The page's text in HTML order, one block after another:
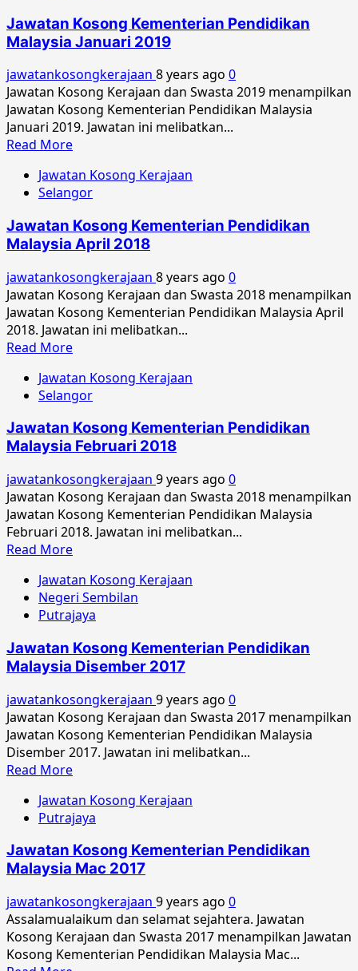
Jawatan Kosong Kementerian Pendidikan
Malaysia Januari 2019
jawatankosongkerajaan 8 years ago 0
Jawatan Kosong Kerajaan dan Swasta 2019 menampilkan
Jawatan Kosong Kementerian Pendidikan Malaysia
Januari 2019. Jawatan ini melibatkan...
Read MoreRead
about
Jawatan
Kementerian
Pendidikan
Januari
2019
Jawatan Kosong Kerajaan
Selangor
Jawatan Kosong Kementerian Pendidikan
Malaysia April 2018
jawatankosongkerajaan 8 years ago 0
Jawatan Kosong Kerajaan dan Swasta 2018 menampilkan
Jawatan Kosong Kementerian Pendidikan Malaysia April
2018. Jawatan ini melibatkan...
Read MoreRead
about
Jawatan
Kementerian
Pendidikan
April
2018
Jawatan Kosong Kerajaan
Selangor
Jawatan Kosong Kementerian Pendidikan
Malaysia Februari 2018
jawatankosongkerajaan 9 years ago 0
Jawatan Kosong Kerajaan dan Swasta 2018 menampilkan
Jawatan Kosong Kementerian Pendidikan Malaysia
Februari 2018. Jawatan ini melibatkan...
Read MoreRead
about
Jawatan
Kosong
Pendidikan
Malaysia
2018
Jawatan Kosong Kerajaan
Negeri Sembilan
Putrajaya
Jawatan Kosong Kementerian Pendidikan
Malaysia Disember 2017
jawatankosongkerajaan 9 years ago 0
Jawatan Kosong Kerajaan dan Swasta 2017 menampilkan
Jawatan Kosong Kementerian Pendidikan Malaysia
Disember 2017. Jawatan ini melibatkan...
Read MoreRead
about
Jawatan
Kementerian
Pendidikan
Disember
2017
Jawatan Kosong Kerajaan
Putrajaya
Jawatan Kosong Kementerian Pendidikan
Malaysia Mac 2017
jawatankosongkerajaan 9 years ago 0
Assalamualaikum dan selamat sejahtera. Jawatan
Kosong Kerajaan dan Swasta 2017 menampilkan Jawatan
Kosong Kementerian Pendidikan Malaysia Mac...